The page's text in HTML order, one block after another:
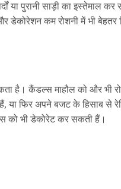
या पुरानी साड़ी का इस्तेमाल कर
डेकोरेशन कम रोशनी में भी
है। कैंडल्स माहौल को और भी
या फिर अपने बजट के हिसाब से
को भी डेकोरेट कर सकती हैं।